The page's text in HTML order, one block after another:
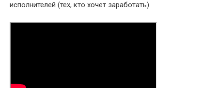
исполнителей (тех, кто хочет заработать).